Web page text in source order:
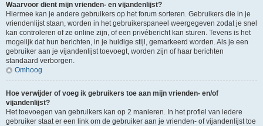
Waarvoor dient mijn vrienden- en vijandenlijst?
Hiermee kan je andere gebruikers op het forum sorteren. Gebruikers die in je
vriendenlijst staan, worden in het gebruikerspaneel weergegeven zodat je snel
kan controleren of ze online zijn, of een privébericht kan sturen. Tevens is het
mogelijk dat hun berichten, in je huidige stijl, gemarkeerd worden. Als je een
gebruiker aan je vijandenlijst toevoegt, worden zijn of haar berichten
standaard verborgen.
Omhoog
Hoe verwijder of voeg ik gebruikers toe aan mijn vrienden- en/of
vijandenlijst?
Het toevoegen van gebruikers kan op 2 manieren. In het profiel van iedere
gebruiker staat er een link om de gebruiker aan je vrienden- of vijandenlijst toe